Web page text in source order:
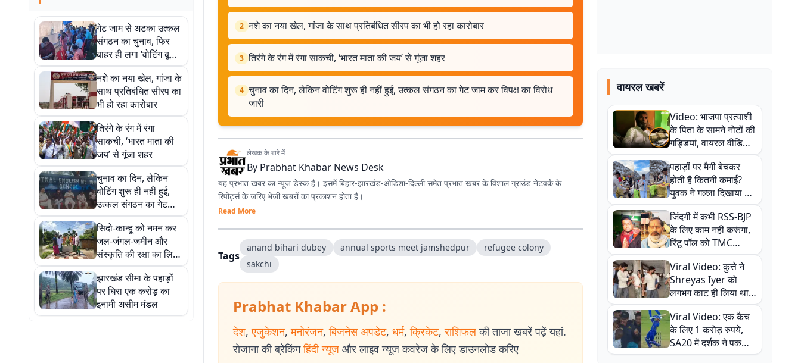
गेट जाम से अटका उत्कल
संगठन का चुनाव, फिर
बाहर ही लगा ‘वोटिंग बूथ’;
धूप में कतार लग मतदाता
कर रहे वोटिंग
नशे का नया खेल, गांजा के
साथ प्रतिबंधित सीरप का
भी हो रहा कारोबार
तिरंगे के रंग में रंगा
साकची, ‘भारत माता की
जय’ से गूंजा शहर
चुनाव का दिन, लेकिन
वोटिंग शुरू ही नहीं हुई,
उत्कल संगठन का गेट
जाम कर विपक्ष का विरोध
जारी
सिदो-कान्हू को नमन कर
जल-जंगल-जमीन और
संस्कृति की रक्षा का लिया
संकल्प
झारखंड सीमा के पहाड़ों
पर घिरा एक करोड़ का
इनामी असीम मंडल
2 नशे का नया खेल, गांजा के साथ प्रतिबंधित सीरप का भी हो रहा कारोबार
3 तिरंगे के रंग में रंगा साकची, ‘भारत माता की जय’ से गूंजा शहर
4 चुनाव का दिन, लेकिन वोटिंग शुरू ही नहीं हुई, उत्कल संगठन का गेट जाम कर विपक्ष का विरोध
जारी
लेखक के बारे में
By Prabhat Khabar News Desk
यह प्रभात खबर का न्यूज डेस्क है। इसमें बिहार-झारखंड-ओडिशा-दिल्‍ली समेत प्रभात खबर के विशाल ग्राउंड नेटवर्क के
रिपोर्ट्स के जरिए भेजी खबरों का प्रकाशन होता है।
Read More
Tags
anand bihari dubey annual sports meet jamshedpur
refugee colony
sakchi
Prabhat Khabar App :
देश, एजुकेशन, मनोरंजन, बिजनेस अपडेट, धर्म, क्रिकेट, राशिफल की ताजा खबरें पढ़ें यहां.
रोजाना की ब्रेकिंग हिंदी न्यूज और लाइव न्यूज कवरेज के लिए डाउनलोड करिए
वायरल खबरें
Video: भाजपा प्रत्याशी
के पिता के सामने नोटों की
गड्डियां, वायरल वीडियो
से राजनीति में उबाल,
अजित महतो बोले- TMC
की गंदी चाल
पहाड़ों पर मैगी बेचकर
होती है कितनी कमाई?
युवक ने गल्ला दिखाया तो
नौकरी वालों के खड़े हो गए
कान
जिंदगी में कभी RSS-BJP
के लिए काम नहीं करूंगा,
रिंटू पॉल को TMC
ऑफिस में ले जाकर पीटा,
Video वायरल
Viral Video: कुत्ते ने
Shreyas Iyer को
लगभग काट ही लिया था,
न्यूजीलैंड सीरीज से पहले
बाल-बाल बचे
Viral Video: एक कैच
के लिए 1 करोड़ रुपये,
SA20 में दर्शक ने पकड़ा
एक हाथ से गजब का कैच